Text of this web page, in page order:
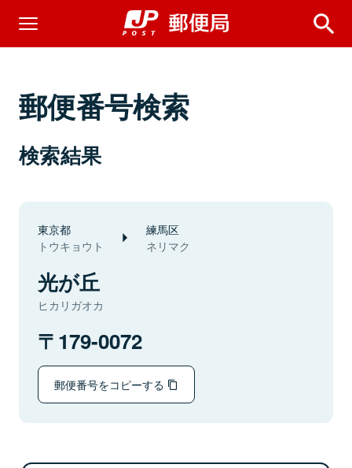
郵便番号検索
検索結果
東京都
トウキョウト
練馬区
ネリマク
光が丘
ヒカリガオカ
179-0072
郵便番号をコピーする